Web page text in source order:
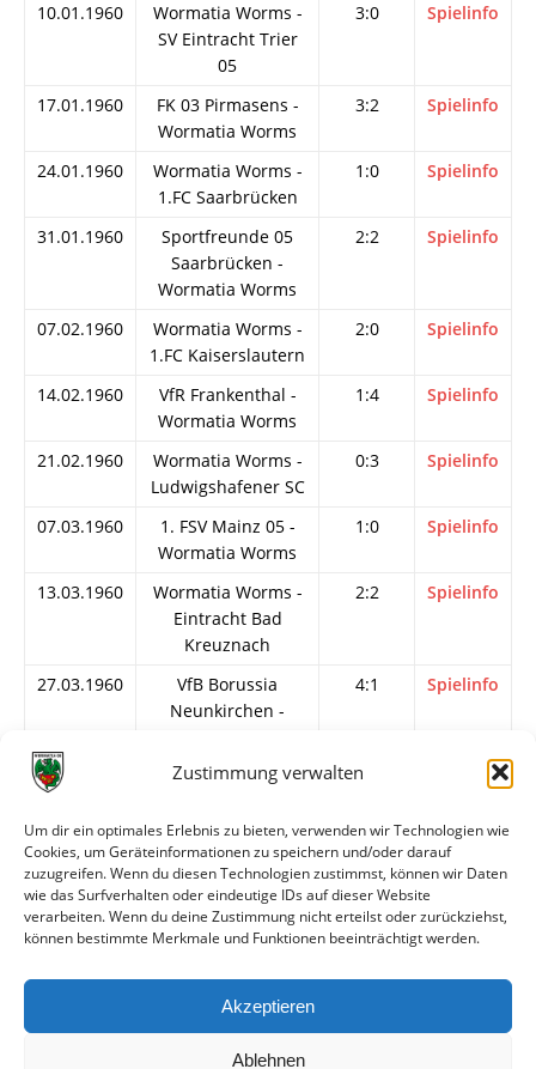
Zustimmung verwalten
Um dir ein optimales Erlebnis zu bieten, verwenden wir Technologien wie
Cookies, um Geräteinformationen zu speichern und/oder darauf
zuzugreifen. Wenn du diesen Technologien zustimmst, können wir Daten
wie das Surfverhalten oder eindeutige IDs auf dieser Website
verarbeiten. Wenn du deine Zustimmung nicht erteilst oder zurückziehst,
können bestimmte Merkmale und Funktionen beeinträchtigt werden.
Akzeptieren
Ablehnen
10.01.1960
Wormatia Worms -
SV Eintracht Trier
05
3:0 Spielinfo
17.01.1960
FK 03 Pirmasens -
Wormatia Worms
3:2 Spielinfo
24.01.1960
Wormatia Worms -
1.FC Saarbrücken
1:0 Spielinfo
31.01.1960
Sportfreunde 05
Saarbrücken -
Wormatia Worms
2:2 Spielinfo
07.02.1960
Wormatia Worms -
1.FC Kaiserslautern
2:0 Spielinfo
14.02.1960
VfR Frankenthal -
Wormatia Worms
1:4 Spielinfo
21.02.1960
Wormatia Worms -
Ludwigshafener SC
0:3 Spielinfo
07.03.1960
1. FSV Mainz 05 -
Wormatia Worms
1:0 Spielinfo
13.03.1960
Wormatia Worms -
Eintracht Bad
Kreuznach
2:2 Spielinfo
27.03.1960
VfB Borussia
Neunkirchen -
4:1 Spielinfo
03.04.1960
Saar 05
Wormatia Worms
4:5 Spielinfo
10.04.1960
Wormatia Worms -
VfR Kaiserslautern
3:1 Spielinfo
17.04.1960
Wormatia Worms -
1:4 Spielinfo
FV Speyer -